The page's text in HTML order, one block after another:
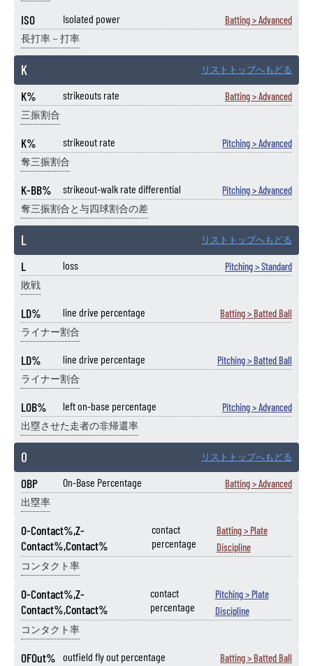
ISO Isolated power Batting > Advanced
長打率－打率
K リストトップへもどる
K% strikeouts rate Batting > Advanced
三振割合
K% strikeout rate Pitching > Advanced
奪三振割合
K-BB% strikeout-walk rate differential Pitching > Advanced
奪三振割合と与四球割合の差
L リストトップへもどる
L loss Pitching > Standard
敗戦
LD% line drive percentage Batting > Batted Ball
ライナー割合
LD% line drive percentage Pitching > Batted Ball
ライナー割合
LOB% left on-base percentage Pitching > Advanced
出塁させた走者の非帰還率
O リストトップへもどる
OBP On-Base Percentage Batting > Advanced
出塁率
O-Contact%,Z-
Contact%,Contact%
contact
percentage
Batting > Plate
Discipline
コンタクト率
O-Contact%,Z-
Contact%,Contact%
contact
percentage
Pitching > Plate
Discipline
コンタクト率
OFOut% outfield fly out percentage Batting > Batted Ball